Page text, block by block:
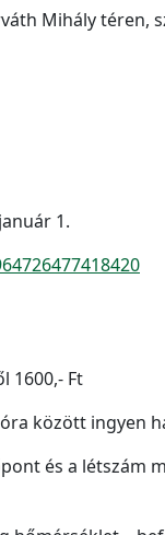
Mihály téren,
1.
1600,- Ft
között ingyen
és a létszám